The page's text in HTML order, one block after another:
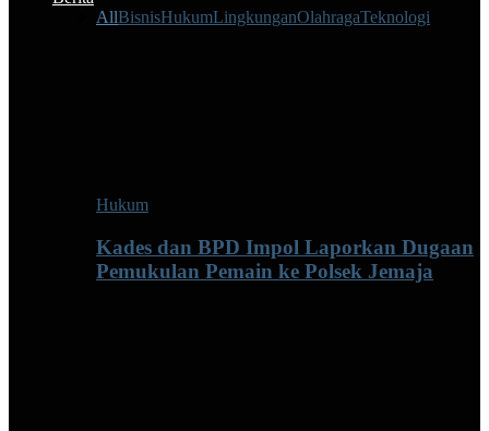
AllBisnisHukumLingkunganOlahragaTeknologi
Hukum
Kades dan BPD Impol Laporkan Dugaan
Pemukulan Pemain ke Polsek Jemaja